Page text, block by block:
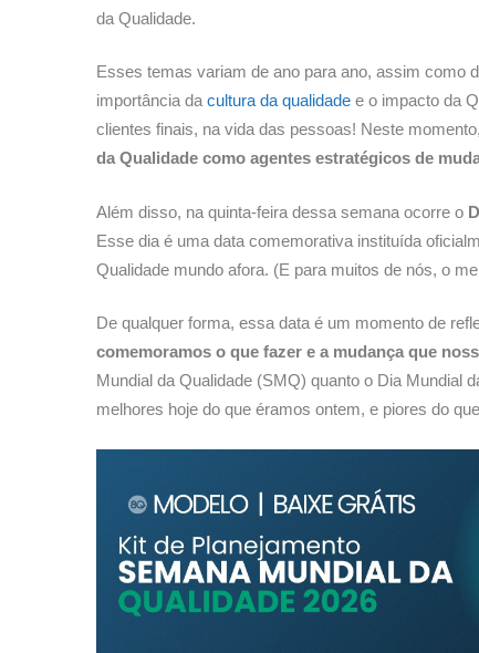
da Qualidade.
Esses temas variam de ano para ano, assim como
importância da cultura da qualidade e o impacto da
clientes finais, na vida das pessoas! Neste
da Qualidade como agentes estratégicos de
Além disso, na quinta-feira dessa semana ocorre o
Esse dia é uma data comemorativa instituída
Qualidade mundo afora. (E para muitos de nós, o
De qualquer forma, essa data é um momento de
comemoramos o que fazer e a mudança que
Mundial da Qualidade (SMQ) quanto o Dia Mundial
melhores hoje do que éramos ontem, e piores do